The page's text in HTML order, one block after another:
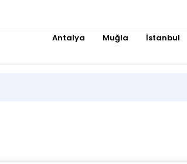
Antalya Muğla İstanbul